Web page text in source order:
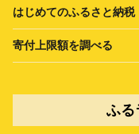
はじめてのふるさと納税
寄付上限額を調べる
ふる